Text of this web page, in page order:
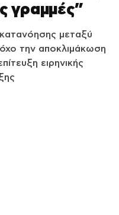
γραμμές”
μεταξύ
την αποκλιμάκωση
ειρηνικής